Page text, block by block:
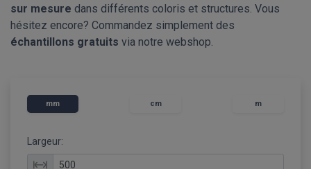
sur mesure dans différents coloris et structures. Vous
hésitez encore? Commandez simplement des
échantillons gratuits via notre webshop.
mm cm m
Largeur: